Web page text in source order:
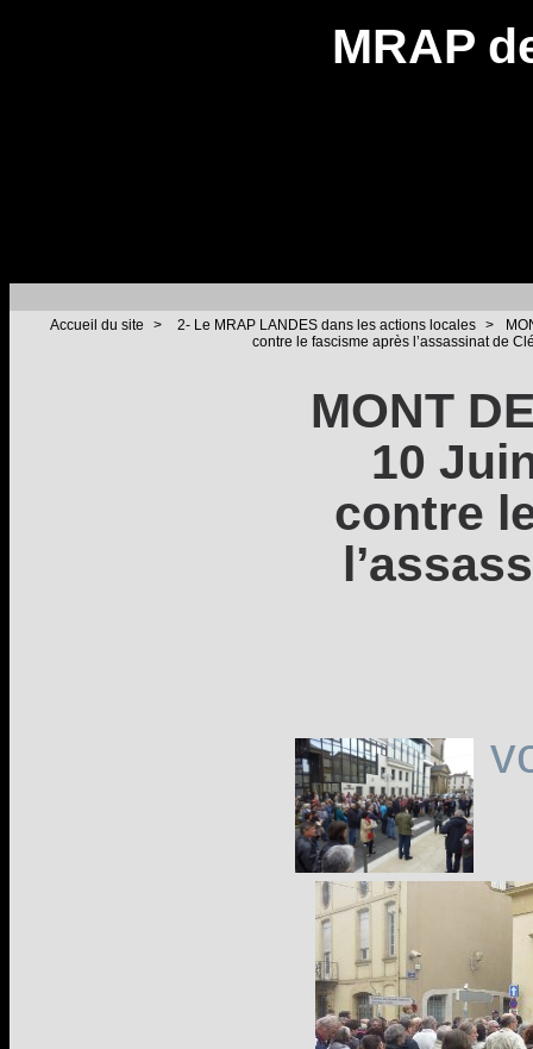
MRAP
Accueil du site > 2- Le MRAP LANDES dans les actions locales >
contre le fascisme après l’assassinat de
MONT
10
contre